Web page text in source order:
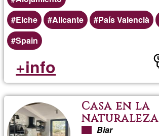
Elche
Alicante País Valencià
Spain
+info
Casa en la
naturaleza
Biar